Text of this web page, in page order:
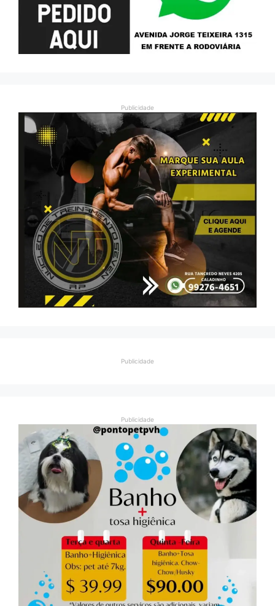
Publicidade
Publicidade
Publicidade